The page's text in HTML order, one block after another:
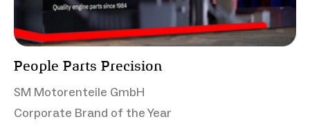
People Parts Precision
SM Motorenteile GmbH
Corporate Brand of the Year